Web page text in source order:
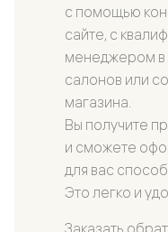
с помощью
сайте, с
менеджером в
салонов или
магазина.
Вы получите
и сможете
для вас
Это легко и